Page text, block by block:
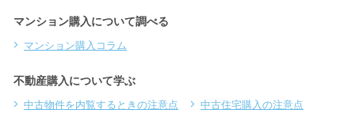
マンション購入について調べる
マンション購入コラム
不動産購入について学ぶ
中古物件を内覧するときの注意点 中古住宅購入の注意点